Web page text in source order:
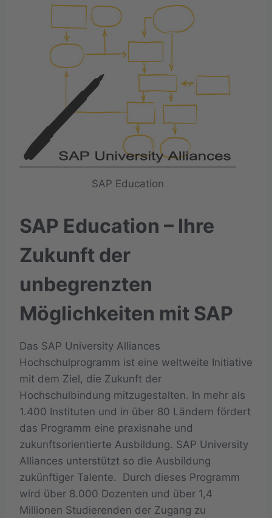
SAP Education
SAP Education – Ihre
Zukunft der
unbegrenzten
Möglichkeiten mit SAP
Das SAP University Alliances
Hochschulprogramm ist eine weltweite Initiative
mit dem Ziel, die Zukunft der
Hochschulbindung mitzugestalten. In mehr als
1.400 Instituten und in über 80 Ländern fördert
das Programm eine praxisnahe und
zukunftsorientierte Ausbildung. SAP University
Alliances unterstützt so die Ausbildung
zukünftiger Talente. Durch dieses Programm
wird über 8.000 Dozenten und über 1,4
Millionen Studierenden der Zugang zu